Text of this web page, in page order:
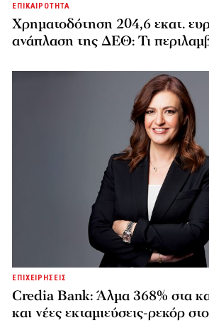
ΕΠΙΚΑΙΡΟΤΗΤΑ
Χρηματοδότηση 204,6 εκατ.
ανάπλαση της ΔΕΘ: Τι
ΕΠΙΧΕΙΡΗΣΕΙΣ
Credia Bank: Άλμα 368% στα
και νέες εκταμιεύσεις-ρεκόρ